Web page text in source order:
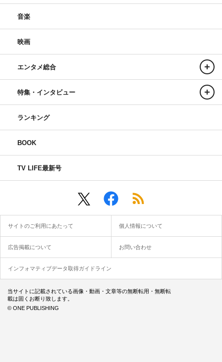
音楽
映画
エンタメ総合
特集・インタビュー
ランキング
BOOK
TV LIFE最新号
サイトのご利用にあたって 個人情報について
広告掲載について お問い合わせ
インフォマティブデータ取得ガイドライン
当サイトに記載されている画像・動画・文章等の無断転用・無断転
載は固くお断り致します。
© ONE PUBLISHING